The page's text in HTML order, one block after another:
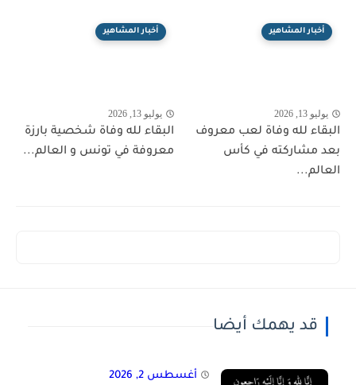
أخبار المشاهير
يوليو 13, 2026
البقاء لله وفاة لعب معروف
بعد مشاركته في كأس
العالم...
أخبار المشاهير
يوليو 13, 2026
البقاء لله وفاة شخصية بارزة
معروفة في تونس و العالم...
قد يهمك أيضا
أغسطس 2, 2026